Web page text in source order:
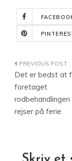
Det er bedst at
foretaget
rodbehandlingen
rejser på ferie